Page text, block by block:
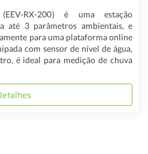
RX-200) é uma estação
até 3 parâmetros ambientais, e
para uma plataforma online
com sensor de nível de água,
é ideal para medição de chuva